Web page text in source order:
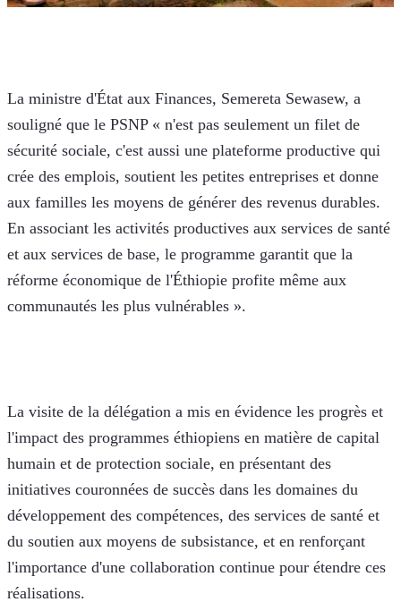
La ministre d'État aux Finances, Semereta Sewasew, a
souligné que le PSNP « n'est pas seulement un filet de
sécurité sociale, c'est aussi une plateforme productive qui
crée des emplois, soutient les petites entreprises et donne
aux familles les moyens de générer des revenus durables.
En associant les activités productives aux services de santé
et aux services de base, le programme garantit que la
réforme économique de l'Éthiopie profite même aux
communautés les plus vulnérables ».
La visite de la délégation a mis en évidence les progrès et
l'impact des programmes éthiopiens en matière de capital
humain et de protection sociale, en présentant des
initiatives couronnées de succès dans les domaines du
développement des compétences, des services de santé et
du soutien aux moyens de subsistance, et en renforçant
l'importance d'une collaboration continue pour étendre ces
réalisations.